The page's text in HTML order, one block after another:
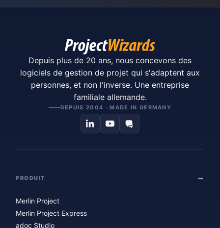
Depuis plus de 20 ans, nous concevons des
logiciels de gestion de projet qui s'adaptent aux
personnes, et non l'inverse. Une entreprise
familiale allemande.
DEPUIS 2004 · MADE IN GERMANY
PRODUIT
Merlin Project
Merlin Project Express
adoc Studio